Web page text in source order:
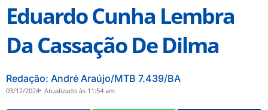
Eduardo Cunha Lembra
Da Cassação De Dilma
Redação: André Araújo/MTB 7.439/BA
03/12/2024 Atualizado às 11:54 am